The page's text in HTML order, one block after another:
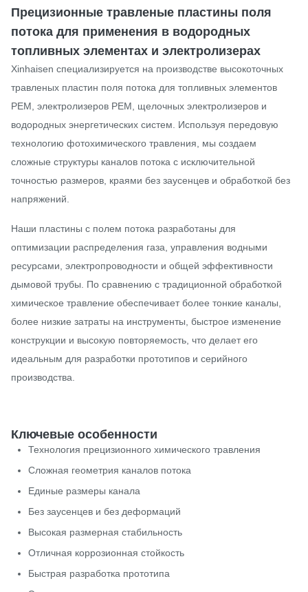
Прецизионные травленые пластины поля
потока для применения в водородных
топливных элементах и ​​электролизерах
Xinhaisen специализируется на производстве высокоточных
травленых пластин поля потока для топливных элементов
PEM, электролизеров PEM, щелочных электролизеров и
водородных энергетических систем. Используя передовую
технологию фотохимического травления, мы создаем
сложные структуры каналов потока с исключительной
точностью размеров, краями без заусенцев и обработкой без
напряжений.
Наши пластины с полем потока разработаны для
оптимизации распределения газа, управления водными
ресурсами, электропроводности и общей эффективности
дымовой трубы. По сравнению с традиционной обработкой
химическое травление обеспечивает более тонкие каналы,
более низкие затраты на инструменты, быстрое изменение
конструкции и высокую повторяемость, что делает его
идеальным для разработки прототипов и серийного
производства.
Ключевые особенности
Технология прецизионного химического травления
Сложная геометрия каналов потока
Единые размеры канала
Без заусенцев и без деформаций
Высокая размерная стабильность
Отличная коррозионная стойкость
Быстрая разработка прототипа